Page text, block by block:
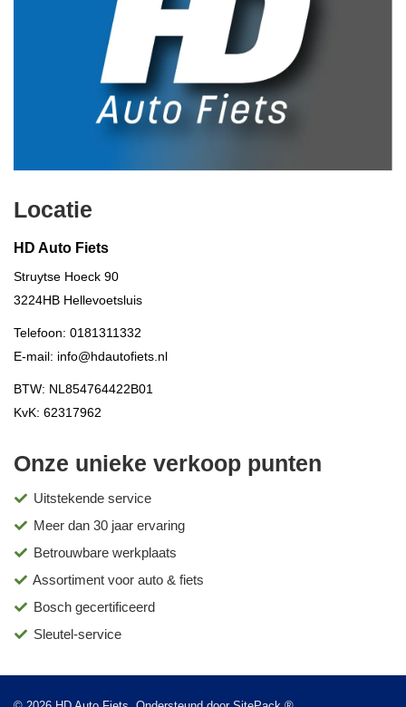
Locatie
HD Auto Fiets
Struytse Hoeck 90
3224HB Hellevoetsluis
Telefoon: 0181311332
E-mail: info@hdautofiets.nl
BTW: NL854764422B01
KvK: 62317962
Onze unieke verkoop punten
Uitstekende service
Meer dan 30 jaar ervaring
Betrouwbare werkplaats
Assortiment voor auto & fiets
Bosch gecertificeerd
Sleutel-service